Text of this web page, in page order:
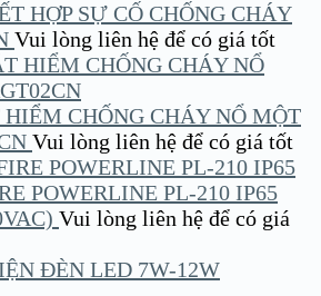
HỢP SỰ CỐ CHỐNG CHÁY
Vui lòng liên hệ để có giá tốt
CHỐNG CHÁY NỔ MỘT
Vui lòng liên hệ để có giá tốt
POWERLINE PL-210 IP65
Vui lòng liên hệ để có giá